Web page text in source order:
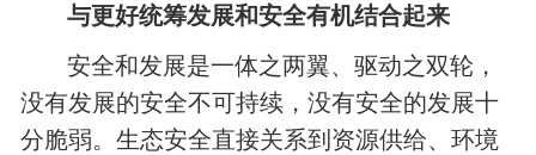
与更好统筹发展和安全有机结合起来
安全和发展是一体之两翼、驱动之双轮，
没有发展的安全不可持续，没有安全的发展十
分脆弱。生态安全直接关系到资源供给、环境